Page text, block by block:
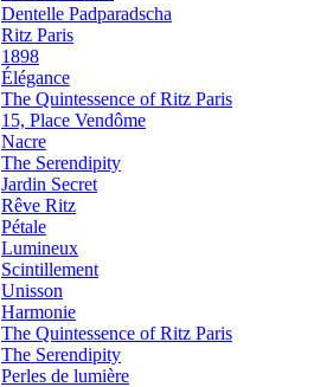
Dentelle Padparadscha
Ritz Paris
1898
Élégance
The Quintessence of Ritz Paris
15, Place Vendôme
Nacre
The Serendipity
Jardin Secret
Rêve Ritz
Pétale
Lumineux
Scintillement
Unisson
Harmonie
The Quintessence of Ritz Paris
The Serendipity
Perles de lumière